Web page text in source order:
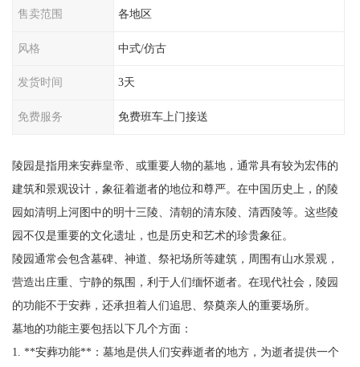
售卖范围 各地区
风格 中式/仿古
发货时间 3天
免费服务 免费班车上门接送
陵园是指用来安葬皇帝、或重要人物的墓地，通常具有较为宏伟的
建筑和景观设计，象征着逝者的地位和尊严。在中国历史上，的陵
园如清明上河图中的明十三陵、清朝的清东陵、清西陵等。这些陵
园不仅是重要的文化遗址，也是历史和艺术的珍贵象征。
陵园通常会包含墓碑、神道、祭祀场所等建筑，周围有山水景观，
营造出庄重、宁静的氛围，利于人们缅怀逝者。在现代社会，陵园
的功能不于安葬，还承担着人们追思、祭奠亲人的重要场所。
墓地的功能主要包括以下几个方面：
1. **安葬功能**：墓地是供人们安葬逝者的地方，为逝者提供一个